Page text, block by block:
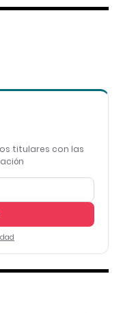
titulares con las